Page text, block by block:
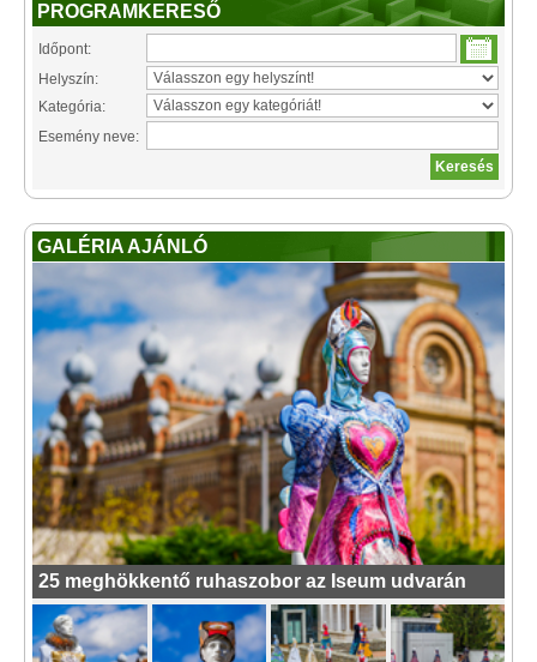
PROGRAMKERESŐ
Időpont:
Helyszín:
Kategória:
Esemény neve:
GALÉRIA AJÁNLÓ
25 meghökkentő ruhaszobor az Iseum udvarán